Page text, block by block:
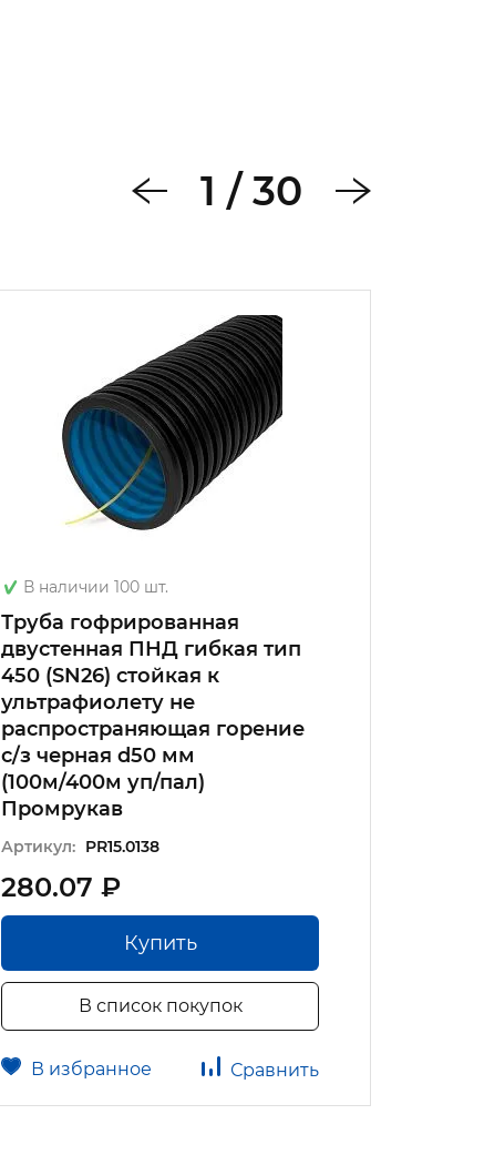
1 / 30
В наличии 100 шт.
Труба гофрированная
двустенная ПНД гибкая тип
450 (SN26) стойкая к
ультрафиолету не
распространяющая горение
с/з черная d50 мм
(100м/400м уп/пал)
Промрукав
Артикул: PR15.0138
280.07 ₽
Купить
В список покупок
В избранное Сравнить